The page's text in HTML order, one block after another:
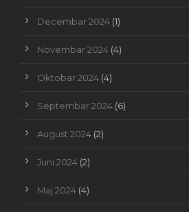
Decembar 2024 (1)
Novembar 2024 (4)
Oktobar 2024 (4)
Septembar 2024 (6)
August 2024 (2)
Juni 2024 (2)
Maj 2024 (4)